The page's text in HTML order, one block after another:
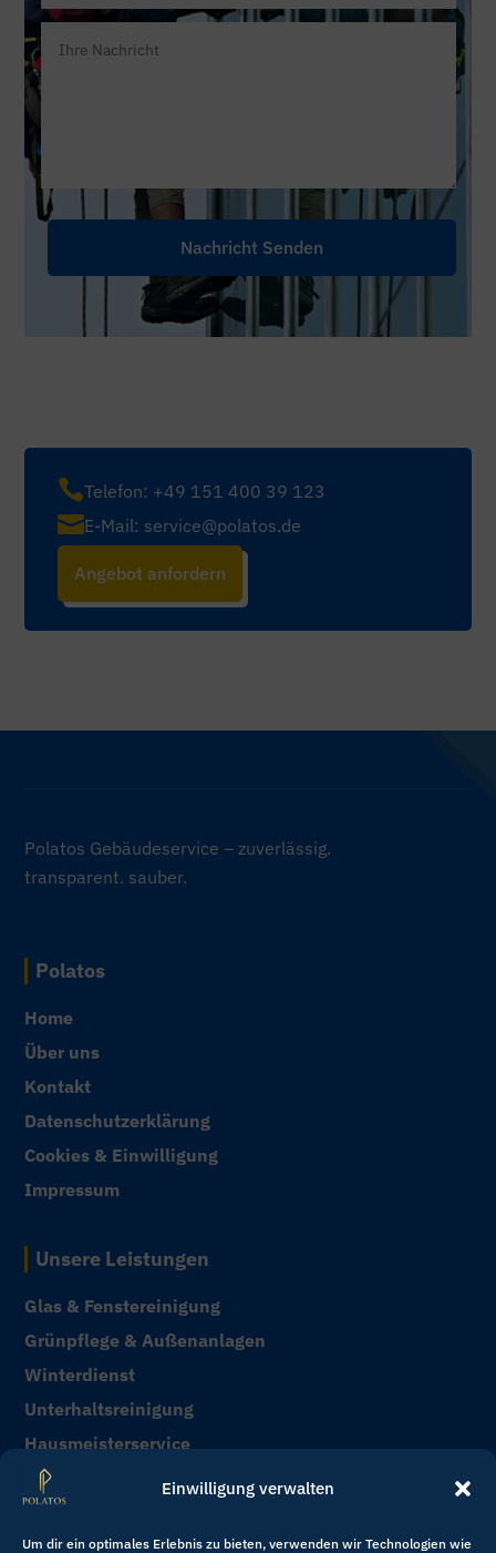
Einwilligung verwalten
Um dir ein optimales Erlebnis zu bieten, verwenden wir Technologien wie
Nachricht Senden
Telefon: +49 151 400 39 123
E-Mail: service@polatos.de
Angebot anfordern
Polatos Gebäudeservice – zuverlässig.
transparent. sauber.
Polatos
Home
Über uns
Kontakt
Datenschutzerklärung
Cookies & Einwilligung
Impressum
Unsere Leistungen
Glas & Fenstereinigung
Grünpflege & Außenanlagen
Winterdienst
Unterhaltsreinigung
Hausmeisterservice
Sonderreinigung & Bauendreinigung
Kontakt